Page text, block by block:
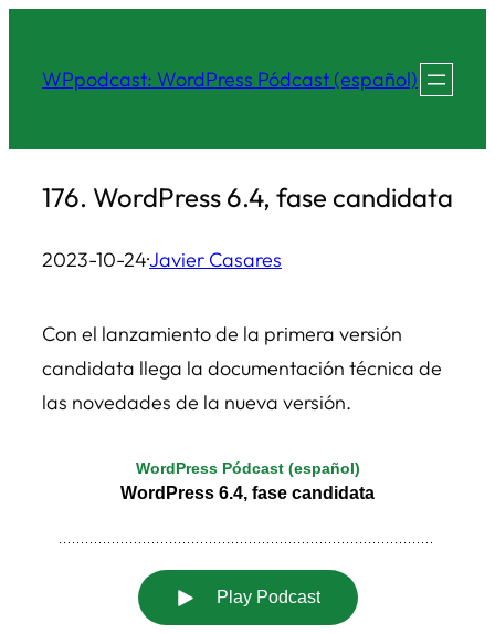
contenido
WPpodcast: WordPress Pódcast (español)
176. WordPress 6.4, fase candidata
2023-10-24·Javier Casares
Con el lanzamiento de la primera versión
candidata llega la documentación técnica de
las novedades de la nueva versión.